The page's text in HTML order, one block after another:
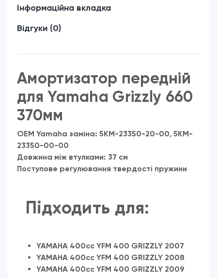
Інформаційна вкладка
Відгуки (0)
Амортизатор передній
дляYamaha Grizzly 660
370мм
OEM Yamaha заміна: 5KM-23350-20-00, 5KM-
23350-00-00
Довжина між втулками: 37 см
Поступове регулювання твердості пружини
Підходить для:
YAMAHA 400cc YFM 400 GRIZZLY 2007
YAMAHA 400cc YFM 400 GRIZZLY 2008
YAMAHA 400cc YFM 400 GRIZZLY 2009